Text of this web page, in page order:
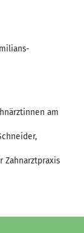
am
Zahnarztpraxis